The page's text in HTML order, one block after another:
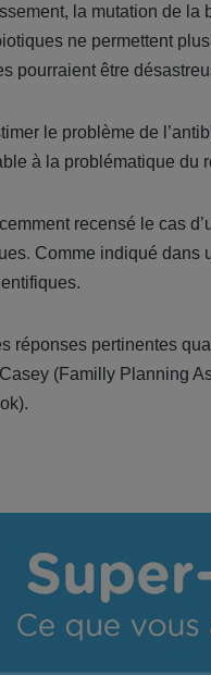
la mutation de
ne permettent
pourraient être
le problème de
à la problématique du
recensé le cas
. Comme indiqué dans
réponses pertinentes
(Familly Planning